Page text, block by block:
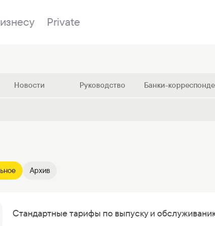
Отделения
Банки-корреспонденты
Private
Новости Руководство Банки-
Архив
Стандартные тарифы по выпуску и